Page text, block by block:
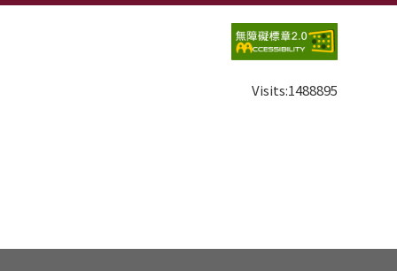
Visits:1488895